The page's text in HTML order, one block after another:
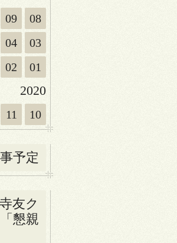
09
08
04
03
02
01
2020
11 10
予定
友ク
懇親